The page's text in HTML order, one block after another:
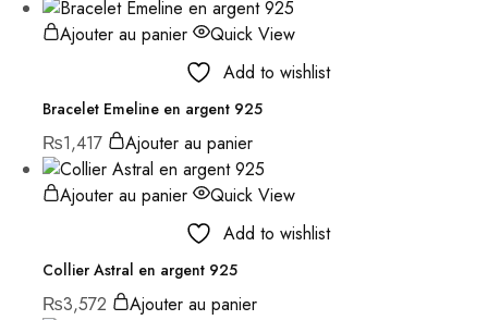
Ajouter au panier
Quick View
Add to wishlist
Bracelet Emeline en argent 925
₨1,417 Ajouter au panier
Ajouter au panier
Quick View
Add to wishlist
Collier Astral en argent 925
₨3,572 Ajouter au panier